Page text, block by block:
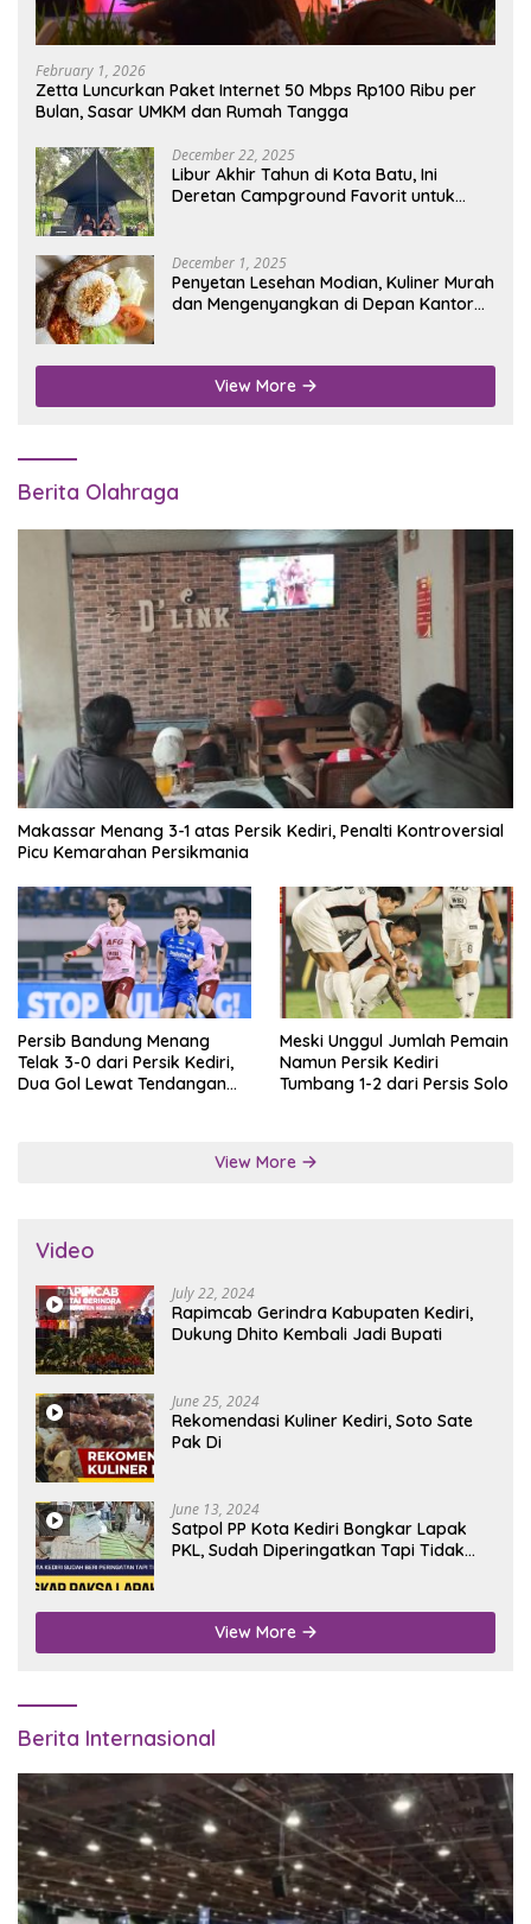
February 1, 2026
Zetta Luncurkan Paket Internet 50 Mbps Rp100 Ribu per
Bulan, Sasar UMKM dan Rumah Tangga
December 22, 2025
Libur Akhir Tahun di Kota Batu, Ini
Deretan Campground Favorit untuk
December 1, 2025
Penyetan Lesehan Modian, Kuliner Murah
dan Mengenyangkan di Depan Kantor
View More
Berita Olahraga
Makassar Menang 3-1 atas Persik Kediri, Penalti Kontroversial
Picu Kemarahan Persikmania
Persib Bandung Menang
Telak 3-0 dari Persik Kediri,
Dua Gol Lewat Tendangan
Meski Unggul Jumlah Pemain
Namun Persik Kediri
Tumbang 1-2 dari Persis Solo
View More
Video
July 22, 2024
Rapimcab Gerindra Kabupaten Kediri,
Dukung Dhito Kembali Jadi Bupati
June 25, 2024
Rekomendasi Kuliner Kediri, Soto Sate
Pak Di
June 13, 2024
Satpol PP Kota Kediri Bongkar Lapak
PKL, Sudah Diperingatkan Tapi Tidak
View More
Berita Internasional